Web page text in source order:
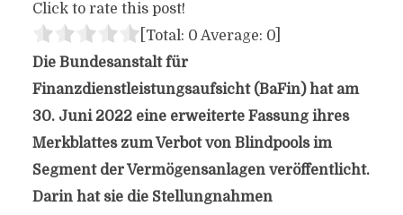
Click to rate this post!
[Total: 0 Average: 0]
Die Bundesanstalt für
Finanzdienstleistungsaufsicht (BaFin) hat am
30. Juni 2022 eine erweiterte Fassung ihres
Merkblattes zum Verbot von Blindpools im
Segment der Vermögensanlagen veröffentlicht.
Darin hat sie die Stellungnahmen